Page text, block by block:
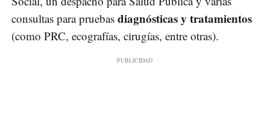
consultas para pruebas diagnósticas y tratamientos
(como PRC, ecografías, cirugías, entre otras).